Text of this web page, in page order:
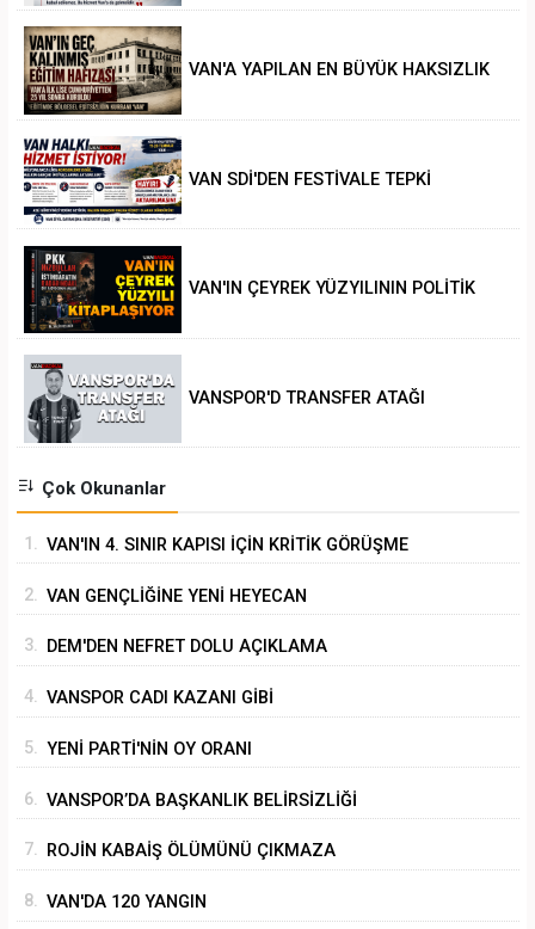
VAN'A YAPILAN EN BÜYÜK HAKSIZLIK
VAN SDİ'DEN FESTİVALE TEPKİ
VAN'IN ÇEYREK YÜZYILININ POLİTİK
VANSPOR'D TRANSFER ATAĞI
Çok Okunanlar
1. VAN'IN 4. SINIR KAPISI İÇİN KRİTİK GÖRÜŞME
2. VAN GENÇLİĞİNE YENİ HEYECAN
3. DEM'DEN NEFRET DOLU AÇIKLAMA
4. VANSPOR CADI KAZANI GİBİ
5. YENİ PARTİ'NİN OY ORANI
6. VANSPOR’DA BAŞKANLIK BELİRSİZLİĞİ
7. ROJİN KABAİŞ ÖLÜMÜNÜ ÇIKMAZA
8. VAN'DA 120 YANGIN